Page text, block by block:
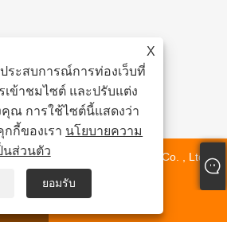
X
ระสบการณ์การท่องเว็บที่
เข้าชมไซต์ และปรับแต่ง
ณ การใช้ไซต์นี้แสดงว่า
กี้ของเรา นโยบายความ
นส่วนตัว
ยอมรับ
Automation Equipment Co. , Ltd
ง